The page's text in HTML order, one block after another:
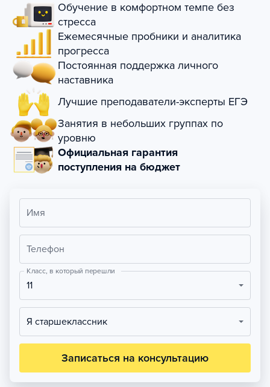
Обучение в комфортном темпе без
стресса
Ежемесячные пробники и аналитика
прогресса
Постоянная поддержка личного
наставника
Лучшие преподаватели-эксперты ЕГЭ
Занятия в небольших группах по
уровню
Официальная гарантия
поступления на бюджет
Имя
Телефон
Класс, в который перешли
11
Я старшеклассник
Записаться на консультацию